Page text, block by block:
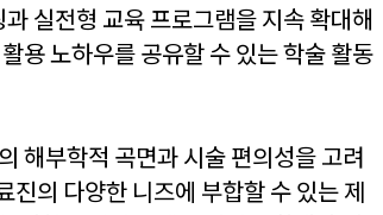
실전형 교육 프로그램을 지속 확대해
용 노하우를 공유할 수 있는 학술 활동
해부학적 곡면과 시술 편의성을 고려
의 다양한 니즈에 부합할 수 있는 제